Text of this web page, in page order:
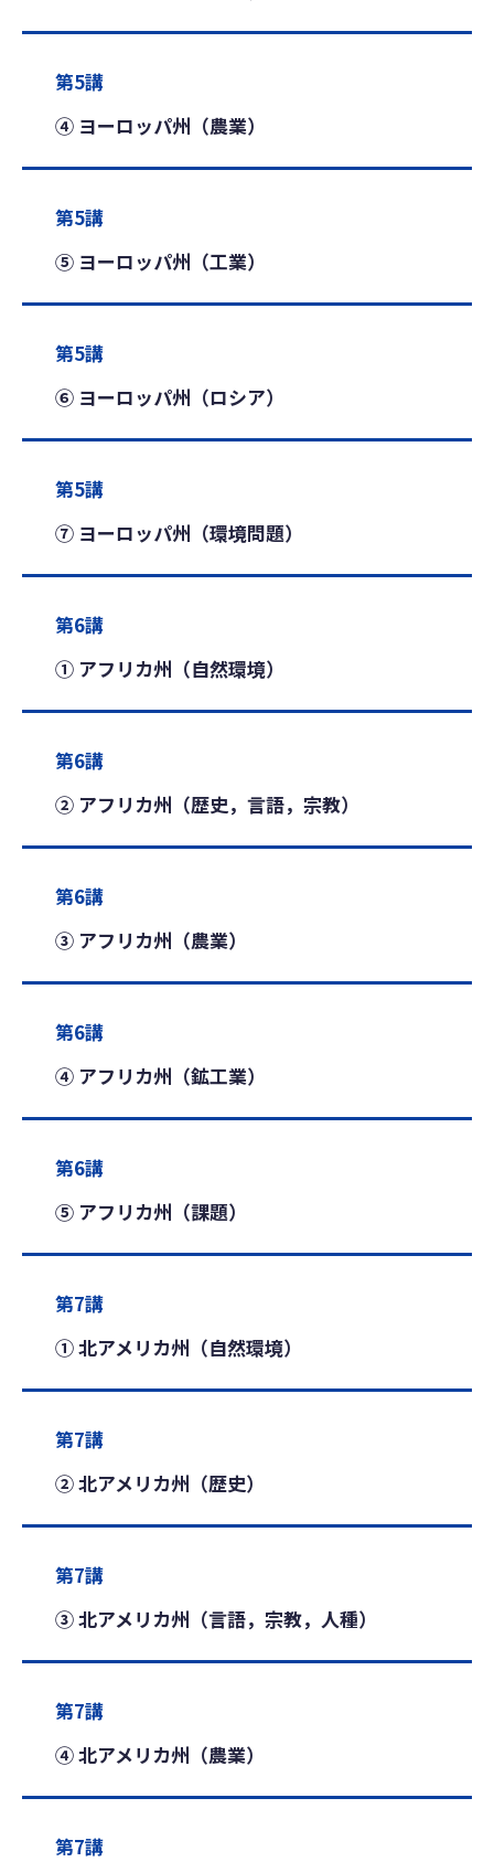
第5講
④ ヨーロッパ州（農業）
第5講
⑤ ヨーロッパ州（工業）
第5講
⑥ ヨーロッパ州（ロシア）
第5講
⑦ ヨーロッパ州（環境問題）
第6講
① アフリカ州（自然環境）
第6講
② アフリカ州（歴史，言語，宗教）
第6講
③ アフリカ州（農業）
第6講
④ アフリカ州（鉱工業）
第6講
⑤ アフリカ州（課題）
第7講
① 北アメリカ州（自然環境）
第7講
② 北アメリカ州（歴史）
第7講
③ 北アメリカ州（言語，宗教，人種）
第7講
④ 北アメリカ州（農業）
第7講